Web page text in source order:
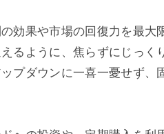
効果や市場の回復力を最大
るように、焦らずにじっく
プダウンに一喜一憂せず、